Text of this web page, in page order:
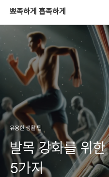
뾰족하게 흡족하게
유용한 생활 팁
발목 강화를 위
5가지